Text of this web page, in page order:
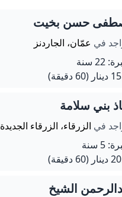
حسن بخيت
في عمّان، الجاردنز
22 سنة
(60 دقيقة)
بني سلامة
في الزرقاء، الزرقاء الجديدة
5 سنة
(60 دقيقة)
الشيخ